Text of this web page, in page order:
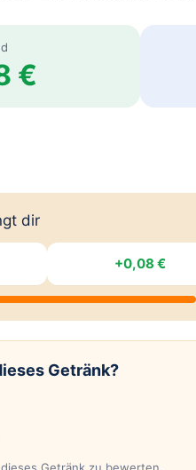
€
dir
+0,08 €
Getränk?